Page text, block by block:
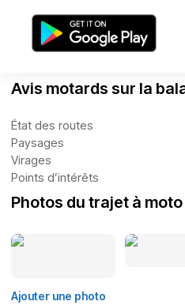
Avis motards sur la
État des routes
Paysages
Virages
Points d’intérêts
Photos du trajet à moto
Ajouter une photo